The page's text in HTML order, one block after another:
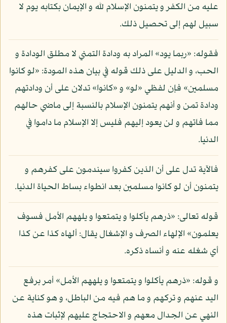
عليه من الكفر و يتمنون الإسلام لله و الإيمان بكتابه يوم لا
سبيل لهم إلى تحصيل ذلك.
فقوله: «ربما يود» المراد به ودادة التمني لا مطلق الودادة و
الحب، و الدليل على ذلك قوله في بيان هذه المودة: «لو كانوا
مسلمين» فإن لفظي «لو» و «كانوا» تدلان على أن ودادتهم
ودادة تمن و أنهم يتمنون الإسلام بالنسبة إلى ماضي حالهم
مما فاتهم و لن يعود إليهم فليس إلا الإسلام ما داموا في
الدنيا.
فالآية تدل على أن الذين كفروا سيندمون على كفرهم و
يتمنون أن لو كانوا مسلمين بعد انطواء بساط الحياة الدنيا.
قوله تعالى: «ذرهم يأكلوا و يتمتعوا و يلههم الأمل فسوف
يعلمون» الإلهاء الصرف و الإشغال يقال: ألهاه كذا عن كذا
أي شغله عنه و أنساه ذكره.
و قوله: «ذرهم يأكلوا و يتمتعوا و يلههم الأمل» أمر برفع
اليد عنهم و تركهم و ما هم فيه من الباطل، و هو كناية عن
النهي عن الجدال معهم و الاحتجاج عليهم لإثبات هذه